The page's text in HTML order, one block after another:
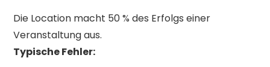
Die Location macht 50 % des Erfolgs einer
Veranstaltung aus.
Typische Fehler: